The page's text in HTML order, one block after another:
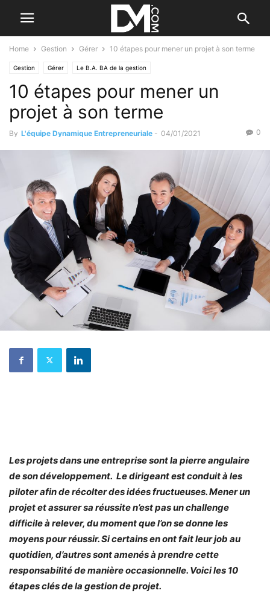
Home Gestion Gérer 10 étapes pour mener un projet à son terme
Gestion Gérer Le B.A. BA de la gestion
10 étapes pour mener un
projet à son terme
By L'équipe Dynamique Entrepreneuriale - 04/01/2021 0
Les projets dans une entreprise sont la pierre angulaire
de son développement. Le dirigeant est conduit à les
piloter afin de récolter des idées fructueuses. Mener un
projet et assurer sa réussite n’est pas un challenge
difficile à relever, du moment que l’on se donne les
moyens pour réussir. Si certains en ont fait leur job au
quotidien, d’autres sont amenés à prendre cette
responsabilité de manière occasionnelle. Voici les 10
étapes clés de la gestion de projet.